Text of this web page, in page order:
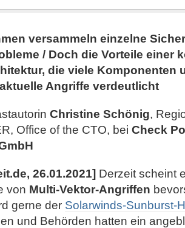
versammeln einzelne
/ Doch die Vorteile einer
die viele Komponenten
Angriffe verdeutlicht
Christine Schönig,
Office of the CTO, bei Check
26.01.2021] Derzeit scheint
von Multi-Vektor-Angriffen
gerne der Solarwinds-Sunburst-
und Behörden hatten ein